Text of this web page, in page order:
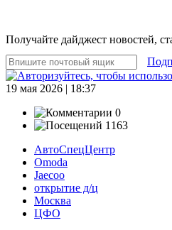
Получайте дайджест новостей,
19 мая 2026 | 18:37
0
1163
АвтоСпецЦентр
Omoda
Jaecoo
открытие д/ц
Москва
ЦФО